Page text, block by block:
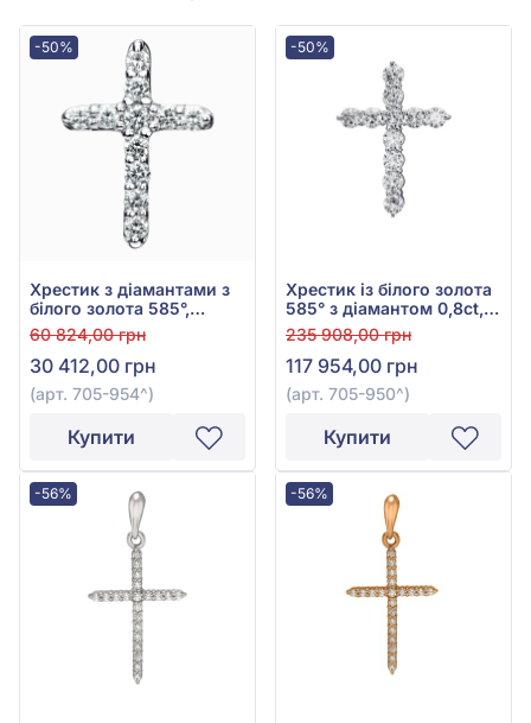
-50%
Хрестик з діамантами з
білого золота 585°,
Діамант 0,19ct, арт. 705-
954
60 824,00 грн
30 412,00 грн
(арт. 705-954^)
Купити
-50%
Хрестик із білого золота
585° з діамантом 0,8ct,
арт. 705-950
235 908,00 грн
117 954,00 грн
(арт. 705-950^)
Купити
-56% -56%